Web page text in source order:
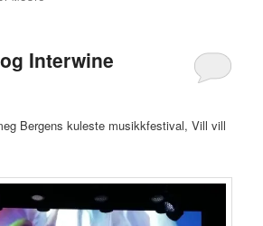
Interwine
Bergens kuleste musikkfestival, Vill vill